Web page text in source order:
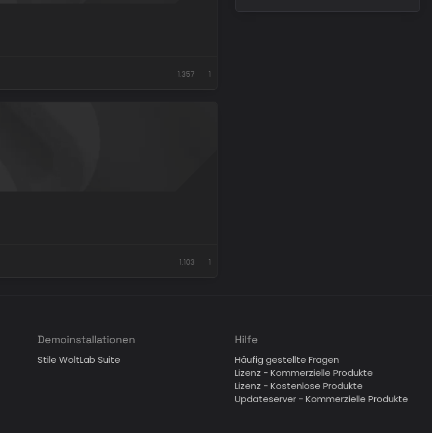
1.357 1
1.103 1
Demoinstallationen
Stile WoltLab Suite
Hilfe
Häufig gestellte Fragen
Lizenz - Kommerzielle Produkte
Lizenz - Kostenlose Produkte
Updateserver - Kommerzielle Produkte